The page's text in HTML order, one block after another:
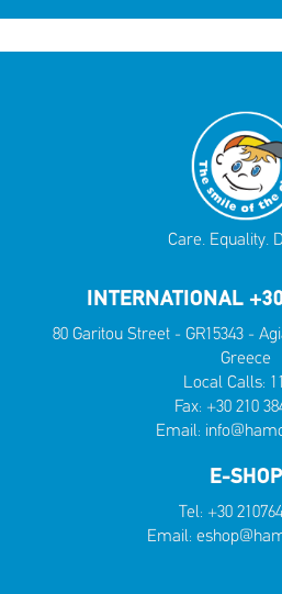
Care. Equality.
INTERNATIONAL
80 Garitou Street - GR15343 -
Greece
Local Calls:
Fax: +30 210
Email:
E-SHOP
Tel: +30
Email: